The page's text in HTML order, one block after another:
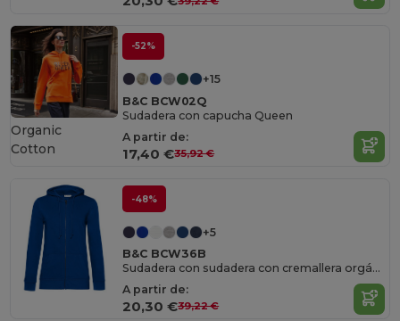
-52%
+15
B&C BCW02Q
Sudadera con capucha Queen
A partir de:
17,40 €35,92 €
Organic
Cotton
-48%
+5
B&C BCW36B
Sudadera con sudadera con cremallera orgánica para mujeres
A partir de:
20,30 €39,22 €